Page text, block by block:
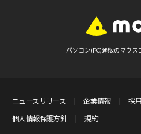
パソコン(PC)通販のマウス
ニュースリリース 企業情報
採
個人情報保護方針
規約